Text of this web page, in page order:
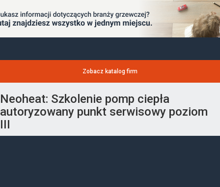
Zobacz katalog firm
Neoheat: Szkolenie pomp ciepła
autoryzowany punkt serwisowy poziom
III